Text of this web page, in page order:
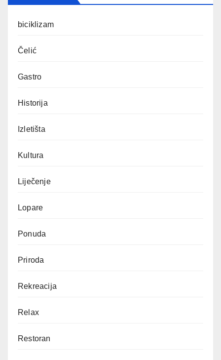
biciklizam
Čelić
Gastro
Historija
Izletišta
Kultura
Liječenje
Lopare
Ponuda
Priroda
Rekreacija
Relax
Restoran